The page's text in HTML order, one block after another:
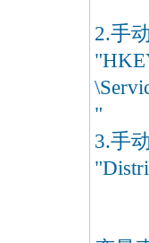
2.手
"
3.手